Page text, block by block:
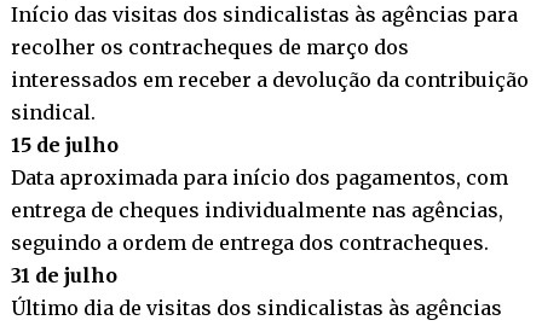
Início das visitas dos sindicalistas às agências para
recolher os contracheques de março dos
interessados em receber a devolução da contribuição
sindical.
15 de julho
Data aproximada para início dos pagamentos, com
entrega de cheques individualmente nas agências,
seguindo a ordem de entrega dos contracheques.
31 de julho
Último dia de visitas dos sindicalistas às agências